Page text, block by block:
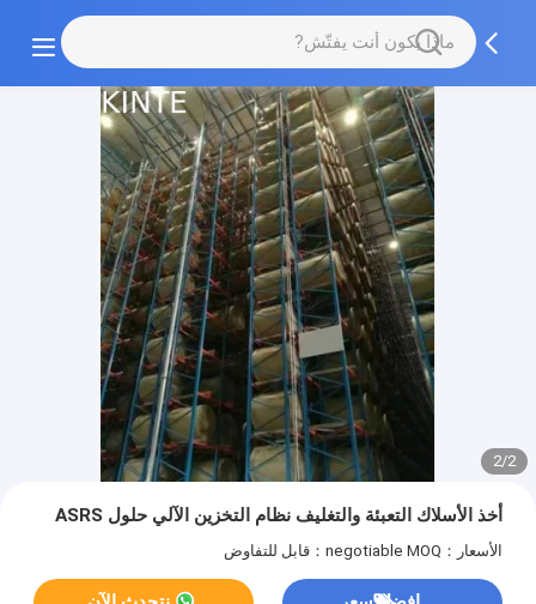
2/2
أخذ الأسلاك التعبئة والتغليف نظام التخزين الآلي حلول ASRS
الأسعار：negotiable MOQ：قابل للتفاوض